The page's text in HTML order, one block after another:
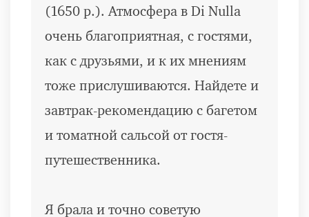
(1650 р.). Атмосфера в Di Nulla
очень благоприятная, с гостями,
как с друзьями, и к их мнениям
тоже прислушиваются. Найдете и
завтрак-рекомендацию с багетом
и томатной сальсой от гостя-
путешественника.
Я брала и точно советую